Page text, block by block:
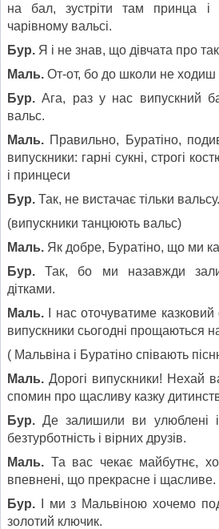
на бал, зустріти там принца
чарівному вальсі.
Бур. Я і не знав, що дівчата про
Маль. От-от, бо до школи не ходиш
Бур. Ага, раз у нас випускний
вальс.
Маль. Правильно, Буратіно,
випускники: гарні сукні, строгі
і принцеси
Бур. Так, не вистачає тільки вальсу.
(випускники танцюють вальс)
Маль. Як добре, Буратіно, що ми
Бур. Так, бо ми назавжди
дітками.
Маль. І нас оточуватиме
випускники сьогодні прощаються
( Мальвіна і Буратіно співають
Маль. Дорогі випускники! Нехай
спомин про щасливу казку
Бур. Де залишили ви улюблені
безтурботність і вірних друзів.
Маль. Та вас чекає майбутнє,
впевнені, що прекрасне і щасливе.
Бур. І ми з Мальвіною хочемо
золотий ключик.